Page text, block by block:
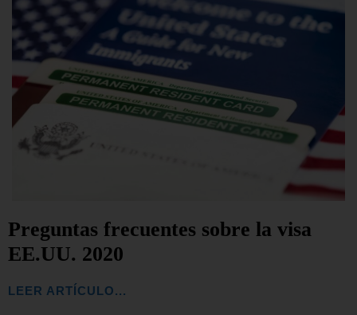
Preguntas frecuentes sobre la visa
EE.UU. 2020
LEER ARTÍCULO...